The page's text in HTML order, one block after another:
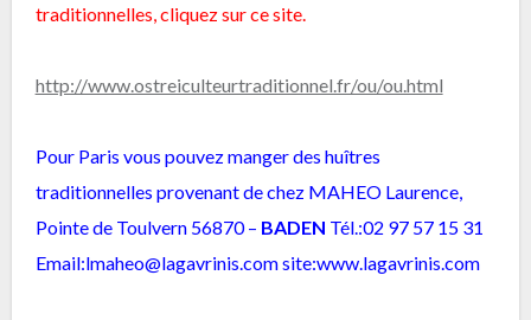
traditionnelles, cliquez sur ce site.
http://www.ostreiculteurtraditionnel.fr/ou/ou.html
Pour Paris vous pouvez manger des huîtres
traditionnelles provenant de chez MAHEO Laurence,
Pointe de Toulvern 56870 – BADEN Tél.:02 97 57 15 31
Email:lmaheo@lagavrinis.com site:www.lagavrinis.com